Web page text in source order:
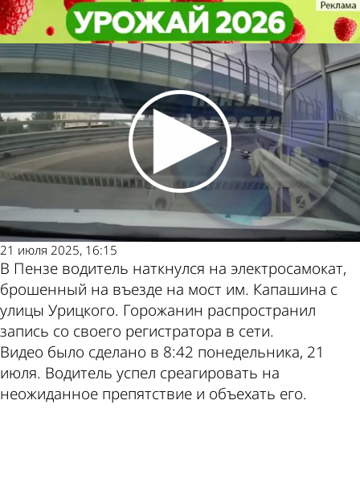
В Пензе водитель наткнулся на
электросамокат посреди дороги
Из жизни
21 июля 2025, 16:15
В Пензе водитель наткнулся на электросамокат,
брошенный на въезде на мост им. Капашина с
улицы Урицкого. Горожанин распространил
запись со своего регистратора в сети.
Видео было сделано в 8:42 понедельника, 21
июля. Водитель успел среагировать на
неожиданное препятствие и объехать его.
В Пензе водитель наткнулся на
электросамокат посреди дороги
Из жизни
Другие новости
по теме
Погода и курсы
валют в Пензе